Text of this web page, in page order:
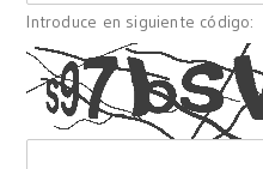
Introduce en siguiente código: